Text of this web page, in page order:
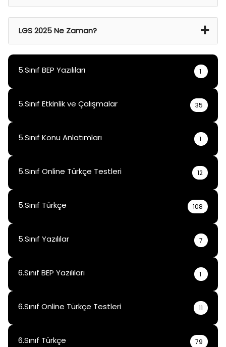
LGS 2025 Ne Zaman?
5.Sınıf BEP Yazılıları
1
5.Sınıf Etkinlik ve Çalışmalar 35
5.Sınıf Konu Anlatımları 1
5.Sınıf Online Türkçe Testleri 12
5.Sınıf Türkçe 108
5.Sınıf Yazılılar 7
6.Sınıf BEP Yazılıları 1
6.Sınıf Online Türkçe Testleri 11
6.Sınıf Türkçe 79